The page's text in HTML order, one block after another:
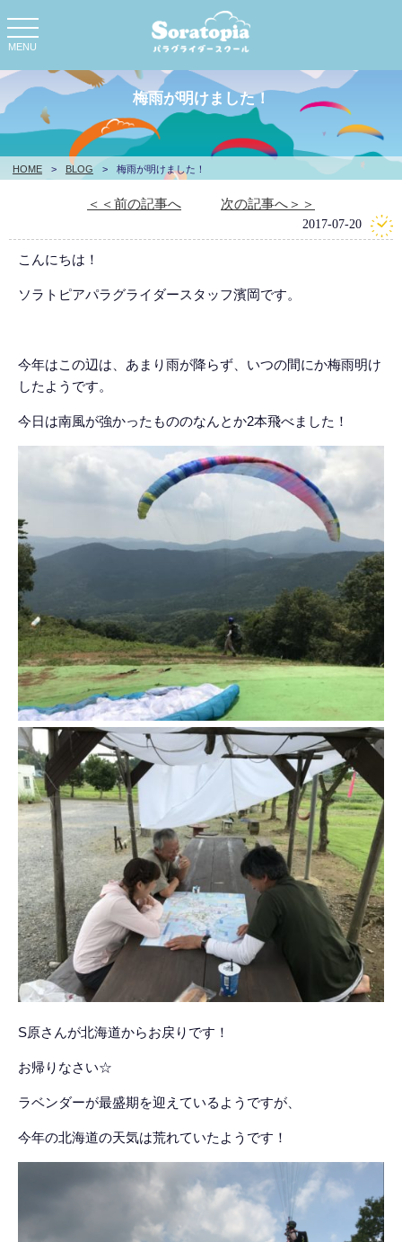
toggle
navigation
MENU
HOME > BLOG > 梅雨が明けました！
梅雨が明けました！
＜＜前の記事へ 次の記事へ＞＞
2017-07-20
こんにちは！
ソラトピアパラグライダースタッフ濱岡です。
今年はこの辺は、あまり雨が降らず、いつの間にか梅雨明け
したようです。
今日は南風が強かったもののなんとか2本飛べました！
S原さんが北海道からお戻りです！
お帰りなさい☆
ラベンダーが最盛期を迎えているようですが、
今年の北海道の天気は荒れていたようです！